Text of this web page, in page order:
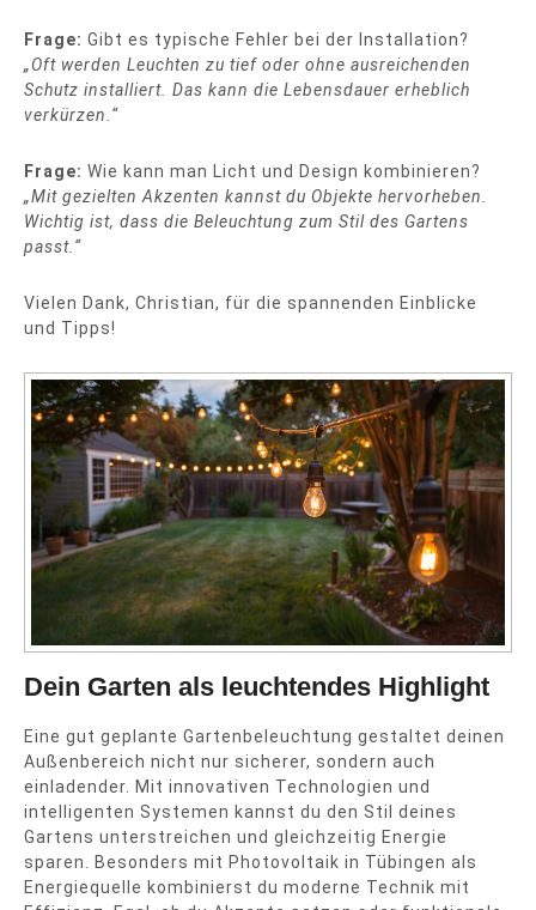
Frage: Gibt es typische Fehler bei der Installation?
„Oft werden Leuchten zu tief oder ohne ausreichenden
Schutz installiert. Das kann die Lebensdauer erheblich
verkürzen.“
Frage: Wie kann man Licht und Design kombinieren?
„Mit gezielten Akzenten kannst du Objekte hervorheben.
Wichtig ist, dass die Beleuchtung zum Stil des Gartens
passt.“
Vielen Dank, Christian, für die spannenden Einblicke
und Tipps!
Dein Garten als leuchtendes Highlight
Eine gut geplante Gartenbeleuchtung gestaltet deinen
Außenbereich nicht nur sicherer, sondern auch
einladender. Mit innovativen Technologien und
intelligenten Systemen kannst du den Stil deines
Gartens unterstreichen und gleichzeitig Energie
sparen. Besonders mit Photovoltaik in Tübingen als
Energiequelle kombinierst du moderne Technik mit